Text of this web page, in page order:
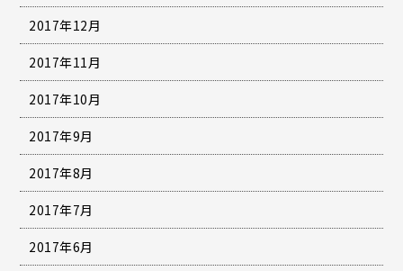
2017年12月
2017年11月
2017年10月
2017年9月
2017年8月
2017年7月
2017年6月